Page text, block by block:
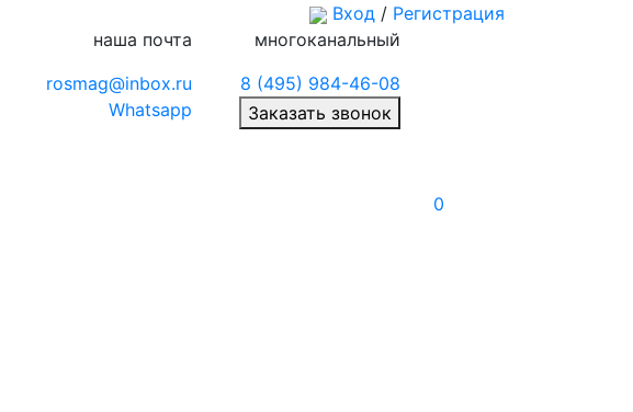
Вход / Регистрация
наша почта
rosmag@inbox.ru
Whatsapp
многоканальный
8 (495) 984-46-08
Заказать звонок
0